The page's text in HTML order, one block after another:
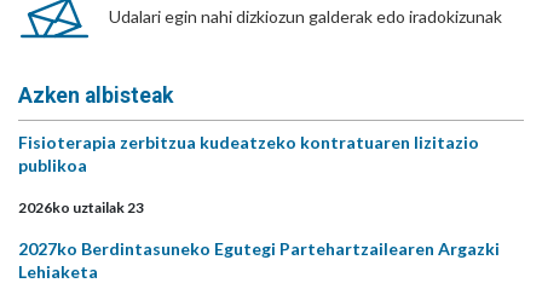
Udalari egin nahi dizkiozun galderak edo iradokizunak
Azken albisteak
Fisioterapia zerbitzua kudeatzeko kontratuaren lizitazio
publikoa
2026ko uztailak 23
2027ko Berdintasuneko Egutegi Partehartzailearen Argazki
Lehiaketa